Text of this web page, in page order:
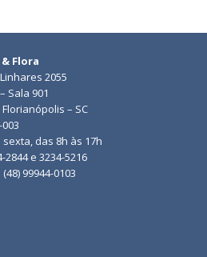
Flora
2055
Sala 901
– SC
003
das 8h às 17h
2844 e 3234-5216
99944-0103